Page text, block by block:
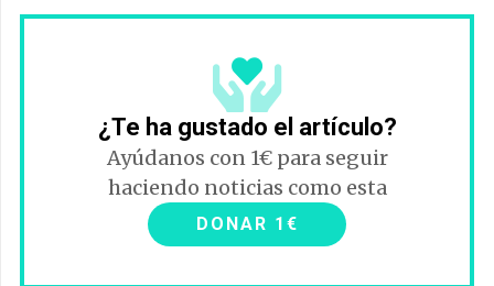
¿Te ha gustado el artículo?
Ayúdanos con 1€ para seguir
haciendo noticias como esta
DONAR 1€